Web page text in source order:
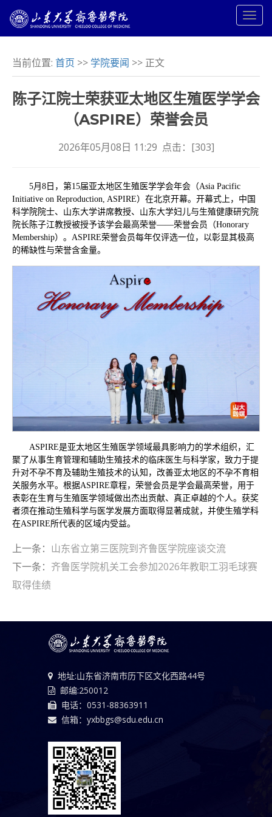
当前位置: 首页 >> 学院要闻 >> 正文
陈子江院士荣获亚太地区生殖医学学会
（ASPIRE）荣誉会员
2026年05月08日 11:29 点击：[303]
5月8日，第15届亚太地区生殖医学学会年会（Asia Pacific
Initiative on Reproduction, ASPIRE）在北京开幕。开幕式上，中国
科学院院士、山东大学讲席教授、山东大学妇儿与生殖健康研究院
院长陈子江教授被授予该学会最高荣誉——荣誉会员（Honorary
Membership）。ASPIRE荣誉会员每年仅评选一位，以彰显其极高
的稀缺性与荣誉含金量。
ASPIRE是亚太地区生殖医学领域最具影响力的学术组织，汇
聚了从事生育管理和辅助生殖技术的临床医生与科学家，致力于提
升对不孕不育及辅助生殖技术的认知，改善亚太地区的不孕不育相
关服务水平。根据ASPIRE章程，荣誉会员是学会最高荣誉，用于
表彰在生育与生殖医学领域做出杰出贡献、真正卓越的个人。获奖
者须在推动生殖科学与医学发展方面取得显著成就，并使生殖学科
在ASPIRE所代表的区域内受益。
上一条： 山东省立第三医院到齐鲁医学院座谈交流
下一条： 齐鲁医学院机关工会参加2026年教职工羽毛球赛
取得佳绩
地址:山东省济南市历下区文化西路44号
邮编:250012
电话：0531-88363911
信箱：yxbbgs@sdu.edu.cn